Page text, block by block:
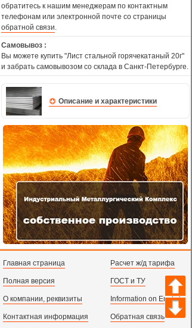
обратитесь к нашим менеджерам по контактным
телефонам или электронной почте со страницы
обратной связи.
Самовывоз :
Вы можете купить "Лист стальной горячекатаный 20г"
и забрать самовывозом со склада в Санкт-Петербурге.
Описание и характеристики
Главная страница
Полная версия
О компании, реквизиты
Контактная информация
Расчет ж/д тарифа
ГОСТ и ТУ
Information on English
Обратная связь